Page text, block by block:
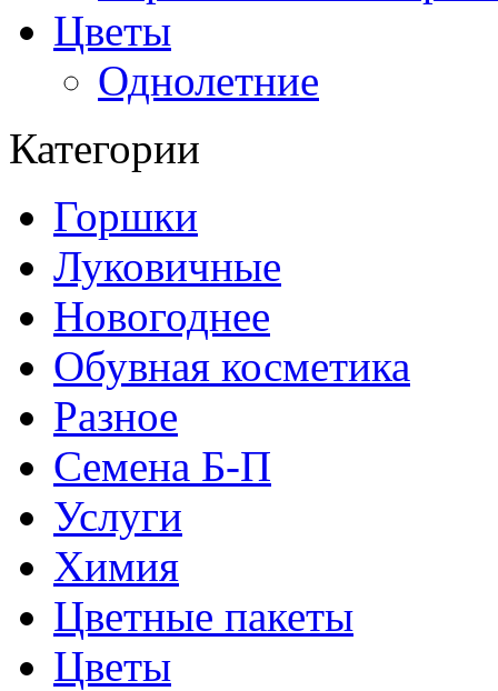
Цветы
Однолетние
Категории
Горшки
Луковичные
Новогоднее
Обувная косметика
Разное
Семена Б-П
Услуги
Химия
Цветные пакеты
Цветы